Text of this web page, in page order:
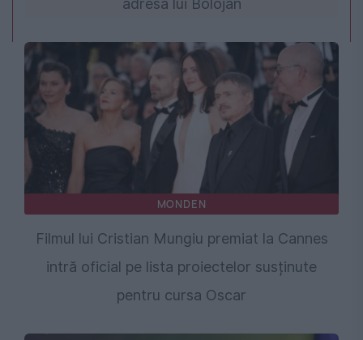
adresa lui Bolojan
MONDEN
Filmul lui Cristian Mungiu premiat la Cannes
intră oficial pe lista proiectelor susținute
pentru cursa Oscar